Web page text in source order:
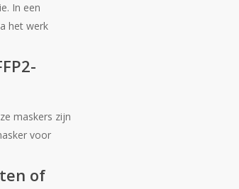
In een
het werk
maskers zijn
voor
of